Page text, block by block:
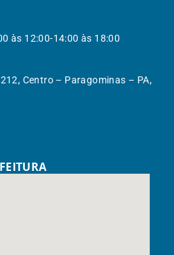
às 12:00-14:00 às 18:00
Centro – Paragominas – PA,